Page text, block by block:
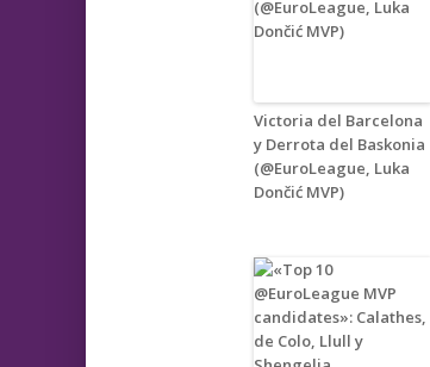
Victoria del Barcelona
y Derrota del Baskonia
(@EuroLeague, Luka
Dončić MVP)